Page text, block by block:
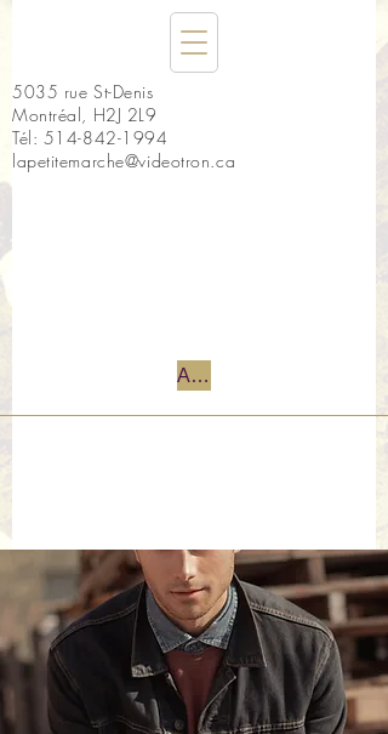
5035 rue St-Denis
Montréal, H2J 2L9
Tél: 514-842-1994
lapetitemarche@videotron.ca
Accueil